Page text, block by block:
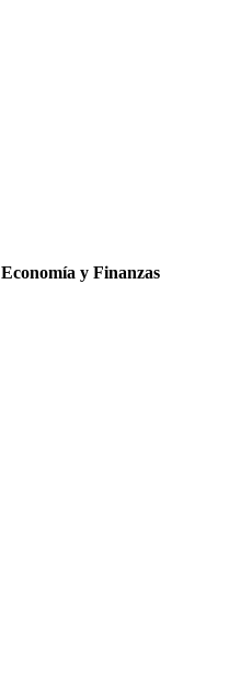
y Finanzas